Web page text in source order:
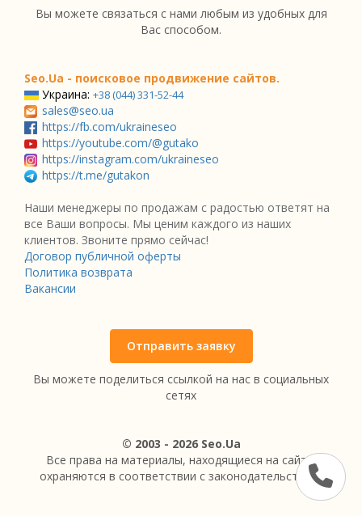
Вы можете связаться с нами любым из удобных для
Вас способом.
Seo.Ua - поисковое продвижение сайтов.
Украина: +38 (044) 331-52-44
sales@seo.ua
https://fb.com/ukraineseo
https://youtube.com/@gutako
https://instagram.com/ukraineseo
https://t.me/gutakon
Наши менеджеры по продажам с радостью ответят на
все Ваши вопросы. Мы ценим каждого из наших
клиентов. Звоните прямо сейчас!
Договор публичной оферты
Политика возврата
Вакансии
Отправить заявку
Вы можете поделиться ссылкой на нас в социальных
сетях
© 2003 - 2026 Seo.Ua
Все права на материалы, находящиеся на сайте,
охраняются в соответствии с законодательством.